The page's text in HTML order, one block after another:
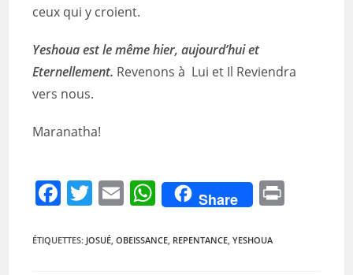
ceux qui y croient.
Yeshoua est le même hier, aujourd’hui et
Eternellement. Revenons à Lui et Il Reviendra
vers nous.
Maranatha!
F
c
T
itt
E
ai
W
h
at
Share
ÉTIQUETTES: JOSUÉ OBEISSANCE REPENTANCE YESHOUA